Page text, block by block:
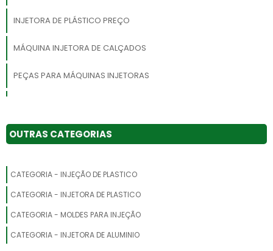
INJETORA DE PLÁSTICO PREÇO
MÁQUINA INJETORA DE CALÇADOS
PEÇAS PARA MÁQUINAS INJETORAS
MÁQUINA INJETORA DE PLASTICO A VENDA
EXTRUSORA PARA RECICLAGEM DE PLÁSTICO
PREÇO DE INJETORA DE PLASTICO
OUTRAS CATEGORIAS
CATEGORIA - INJEÇÃO DE PLASTICO
CATEGORIA - INJETORA DE PLASTICO
CATEGORIA - MOLDES PARA INJEÇÃO
CATEGORIA - INJETORA DE ALUMINIO